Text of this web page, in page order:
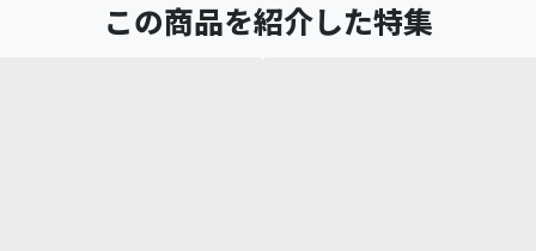
この商品を紹介した特集